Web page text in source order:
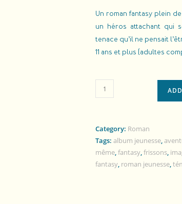
ratings
Un roman fantasy plein
un héros attachant qui
tenace qu’il ne pensait
11 ans et plus (adultes
Category: Roman
Tags:album jeunesse,
même,fantasy,frissons,
fantasy, roman jeunesse,